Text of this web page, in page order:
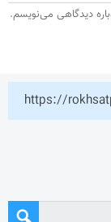
دیدگاهی می‌نویسم.
https://